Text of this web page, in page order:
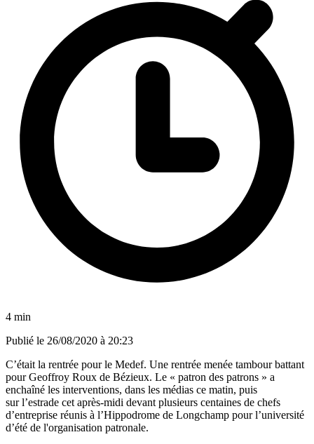
4 min
Publié le 26/08/2020 à 20:23
C’était la rentrée pour le Medef. Une rentrée menée tambour battant
pour Geoffroy Roux de Bézieux. Le « patron des patrons » a
enchaîné les interventions, dans les médias ce matin, puis
sur l’estrade cet après-midi devant plusieurs centaines de chefs
d’entreprise réunis à l’Hippodrome de Longchamp pour l’université
d’été de l'organisation patronale.